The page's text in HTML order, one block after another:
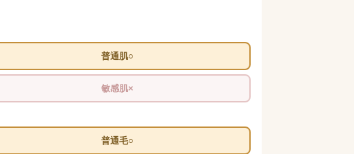
普通肌○
敏感肌×
普通毛○